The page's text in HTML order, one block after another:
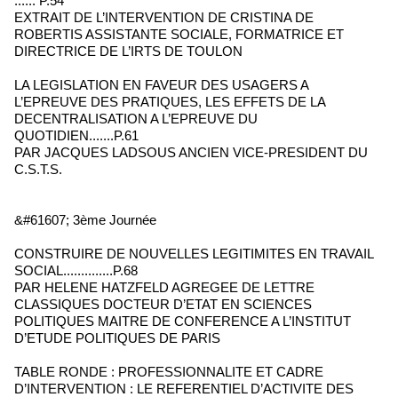
EXTRAIT DE L’INTERVENTION DE CRISTINA DE
ROBERTIS ASSISTANTE SOCIALE, FORMATRICE ET
DIRECTRICE DE L’IRTS DE TOULON
LA LEGISLATION EN FAVEUR DES USAGERS A
L’EPREUVE DES PRATIQUES, LES EFFETS DE LA
DECENTRALISATION A L’EPREUVE DU
QUOTIDIEN.......P.61
PAR JACQUES LADSOUS ANCIEN VICE-PRESIDENT DU
C.S.T.S.
&#61607; 3ème Journée
CONSTRUIRE DE NOUVELLES LEGITIMITES EN TRAVAIL
SOCIAL..............P.68
PAR HELENE HATZFELD AGREGEE DE LETTRE
CLASSIQUES DOCTEUR D’ETAT EN SCIENCES
POLITIQUES MAITRE DE CONFERENCE A L’INSTITUT
D’ETUDE POLITIQUES DE PARIS
TABLE RONDE : PROFESSIONNALITE ET CADRE
D’INTERVENTION : LE REFERENTIEL D’ACTIVITE DES